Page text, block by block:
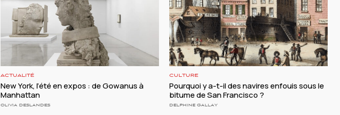
ACTUALITÉ
New York, l’été en expos : de Gowanus à
Manhattan
OLIVIA DESLANDES
CULTURE
Pourquoi y a-t-il des navires enfouis sous le
bitume de San Francisco ?
DELPHINE GALLAY